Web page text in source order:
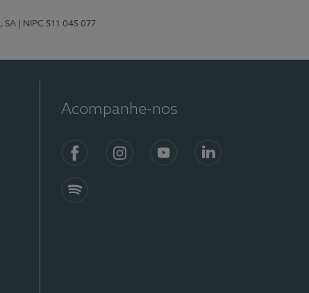
SA | NIPC 511 045 077
Acompanhe-nos